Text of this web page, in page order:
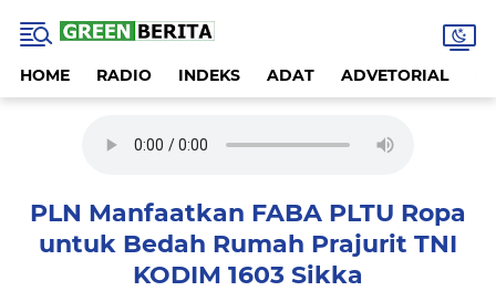
HOME RADIO INDEKS ADAT ADVETORIAL
PLN Manfaatkan FABA PLTU Ropa
untuk Bedah Rumah Prajurit TNI
KODIM 1603 Sikka